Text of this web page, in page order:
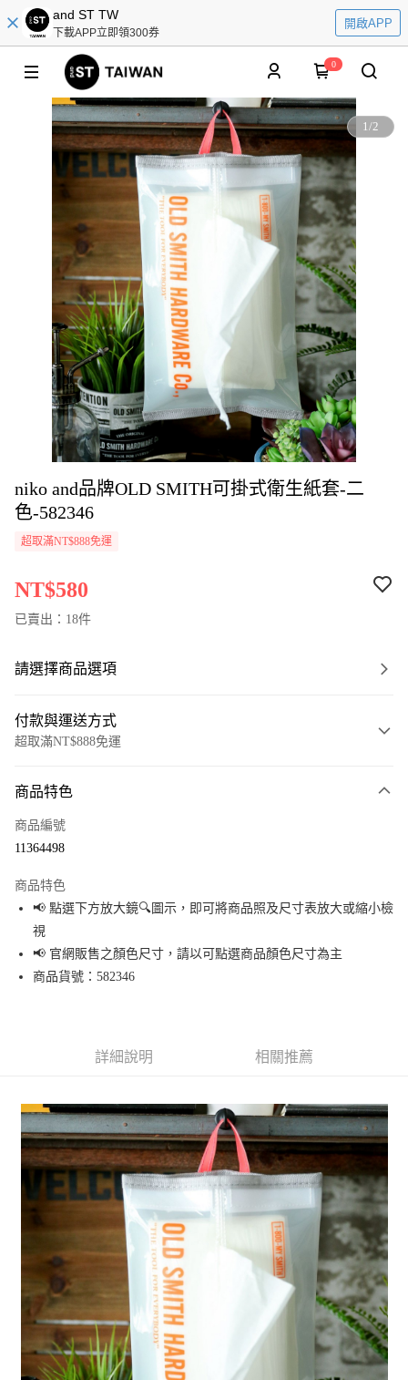
and ST TW
下載APP立即領300券
開啟APP
0
1/2
niko and品牌OLD SMITH可掛式衛生紙套-二
色-582346
超取滿NT$888免運
NT$580
已賣出：18件
請選擇商品選項
付款與運送方式
超取滿NT$888免運
信用卡一次付款
Apple Pay
街口支付
悠遊付
【大哥付你分期使用說明】
1.本服務由台灣大哥大提供，台灣大哥大用戶可立即使用無須另外申請。
2.付款方式選擇「大哥付你分期」，訂單成立後會自動跳轉到大哥付的交易
流程，驗證手機門號後，選擇欲分期的期數、繳款截止日，確認付款後即完
成交易。
3.實際核准額度、可分期數及費用金額請依後續交易確認頁面所載為準。
4.訂單成立30分鐘內，如未前往確認交易或遇審核未通過，訂單將自動取
消。如遇「轉專審核」未通過狀況，表示未達大哥付你分期系統評分，恕無
【繳款方式說明】
1.分期款項不併入電信帳單，「大哥付你分期」於每月結算日後寄送繳費提
醒簡訊。
2.透過簡訊連結打開帳單後，可選擇「超商條碼／台灣大直營門市／銀行轉
帳／街口支付／iPASS MONEY」等通路繳費。
【注意事項】
1.本服務係由「台灣大哥大股份有限公司」（以下簡稱本公司）所提供，讓
AFTEE先享後付
相關說明
【關於「AFTEE先享後付」】
AFTEE先享後付是「在收到商品之後才付款」的支付方式。 讓您購物簡單便
利好安心！
１．簡單：不需註冊會員、不需綁卡、不需儲值。
２．便利：只要手機號碼，簡訊認證，即可結帳。
３．安心：先確認商品／服務後，再付款。
【「AFTEE先享後付」結帳流程】
１．於結帳方式選擇「AFTEE先享後付」後，將跳轉至「AFTEE先享後付」
結帳頁面，進行簡訊認證並確認金額後，即可完成結帳。
２．訂單成立數日內，您將收到繳費通知簡訊。
３．收到繳費通知簡訊後14天內，點擊此簡訊中的連結，可透過四大超商／
ATM／網路銀行／等多元方式進行付款，方視為交易完成。
運送方式
全家 取貨付款
每筆NT$80，滿NT$888(含以上)免運費
付款後 全家取貨
每筆NT$80，滿NT$888(含以上)免運費
7-11 取貨付款
每筆NT$80，滿NT$1,500(含以上)免運費
商品特色
商品編號
11364498
商品特色
📢 點選下方放大鏡🔍圖示，即可將商品照及尺寸表放大或縮小檢
視
📢 官網販售之顏色尺寸，請以可點選商品顏色尺寸為主
商品貨號：582346
詳細說明 相關推薦